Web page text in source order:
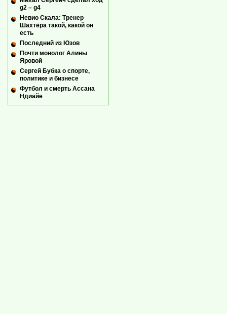
g2 – g4
Невио Скала: Тренер
Шахтёра такой, какой он
есть
Последний из Юзов
Почти монолог Алины
Яровой
Сергей Бубка о спорте,
политике и бизнесе
Футбол и смерть Ассана
Ндиайе